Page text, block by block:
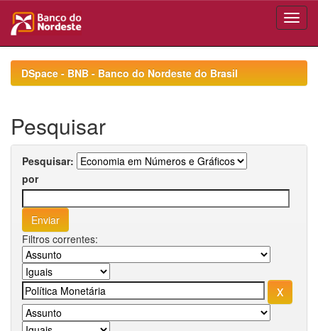
navigationDSpace - BNB - Banco do Nordeste do Brasil
Pesquisar
Pesquisar:
por
Filtros correntes: